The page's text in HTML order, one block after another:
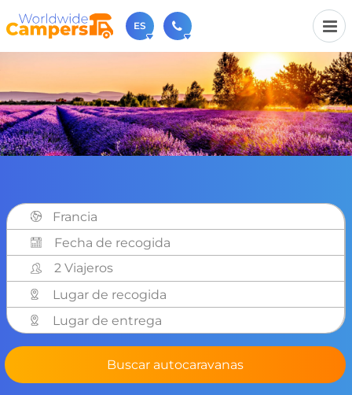
ES
Contáctenos (de lunes a viernes de 09:00h a 17:30h).
sales@worldwidecampers.com
También puede contactarnos por email.
Francia
2 Viajeros
Lugar de recogida
Lugar de entrega
Buscar autocaravanas